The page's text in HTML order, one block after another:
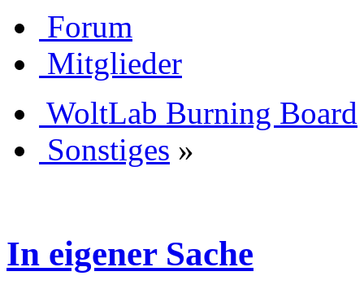
Forum
Mitglieder
WoltLab Burning Board
Sonstiges »
In eigener Sache